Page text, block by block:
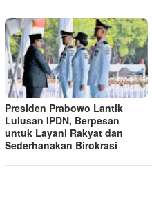
Presiden Prabowo Lantik
Lulusan IPDN, Berpesan
untuk Layani Rakyat dan
Sederhanakan Birokrasi